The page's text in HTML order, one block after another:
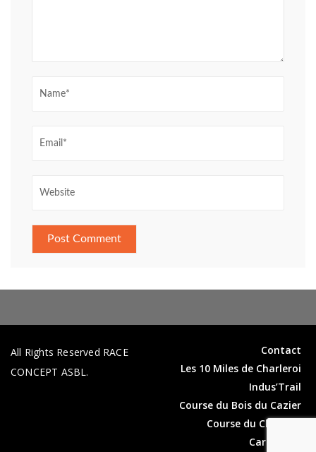
All Rights Reserved RACE
CONCEPT ASBL.
Contact
Les 10 Miles de Charleroi
Indus’Trail
Course du Bois du Cazier
Course du Château
Carolorida